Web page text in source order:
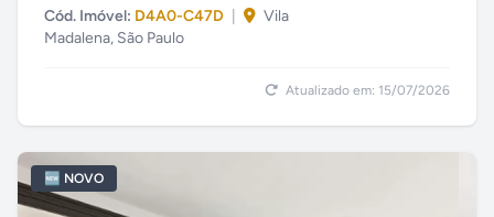
Cód. Imóvel: D4A0-C47D
Vila
Madalena, São Paulo
Atualizado em: 15/07/2026
🆕 NOVO